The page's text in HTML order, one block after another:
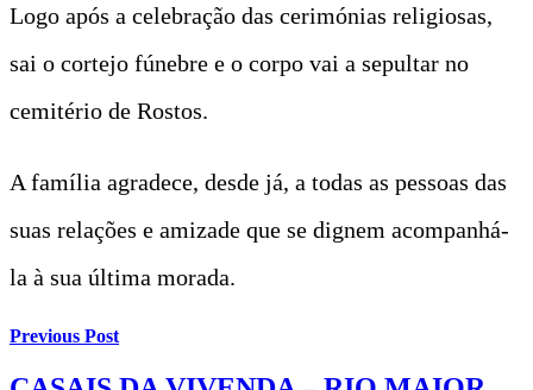
Logo após a celebração das cerimónias religiosas,
sai o cortejo fúnebre e o corpo vai a sepultar no
cemitério de Rostos.
A família agradece, desde já, a todas as pessoas das
suas relações e amizade que se dignem acompanhá-
la à sua última morada.
Previous Post